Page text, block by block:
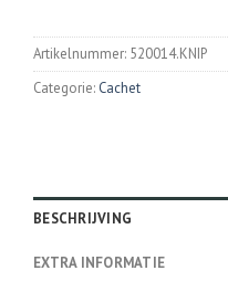
Artikelnummer: 520014.KNIP
Categorie: Cachet
BESCHRIJVING
EXTRA INFORMATIE